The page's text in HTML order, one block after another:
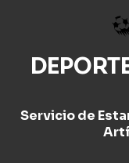
Servicio de